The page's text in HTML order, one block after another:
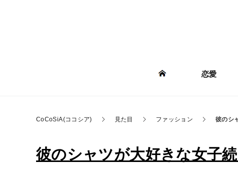
恋愛
CoCoSiA(ココシア) 見た目 ファッション 彼のシ
彼のシャツが大好きな女子